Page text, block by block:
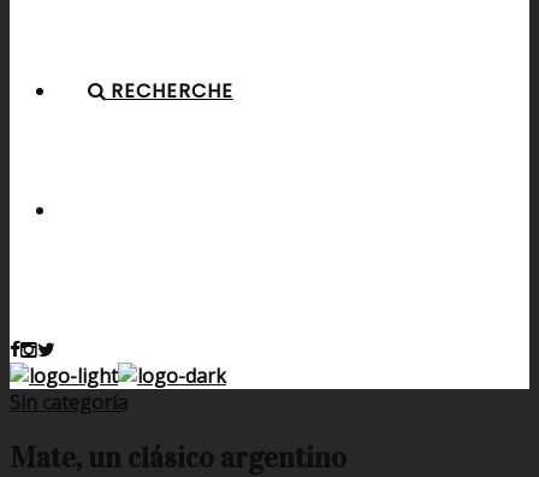
RECHERCHE
Sin categoría
Mate, un clásico argentino